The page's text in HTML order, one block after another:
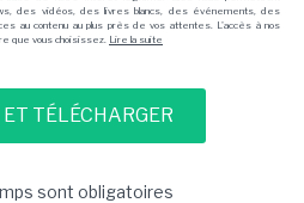
des vidéos, des livres blancs, des événements, des
au contenu au plus près de vos attentes. L'accès à nos
que vous choisissez. Lire la suite
sont obligatoires